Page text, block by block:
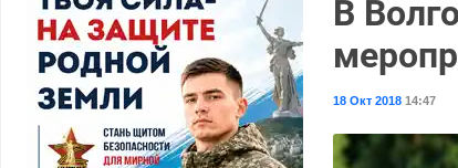
В
18 Окт 2018 14:47